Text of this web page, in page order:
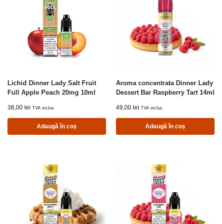
Lichid Dinner Lady Salt Fruit
Full Apple Peach 20mg 10ml
38,00 lei TVA inclus
Adaugă în coș
Aroma concentrata Dinner Lady
Dessert Bar Raspberry Tart 14ml
49,00 lei TVA inclus
Adaugă în coș